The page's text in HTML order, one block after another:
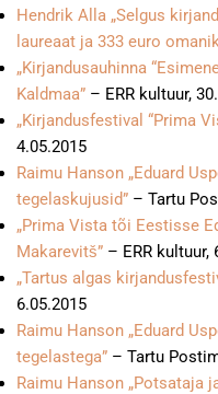
Hendrik Alla „Selgus
laureaat ja 333 euro
„Kirjandusauhinna
Kaldmaa” – ERR kultuur,
„Kirjandusfestival “Prima
4.05.2015
Raimu Hanson „Eduard
tegelaskujusid” – Tartu
„Prima Vista tõi Eestisse
Makarevitš” – ERR kultuur,
„Tartus algas
6.05.2015
Raimu Hanson „Eduard
tegelastega” – Tartu
Raimu Hanson „Potsataja